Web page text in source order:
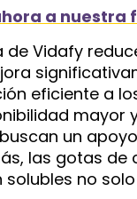
a
Vidafy
eficiente a
mayor
un
las gotas
no